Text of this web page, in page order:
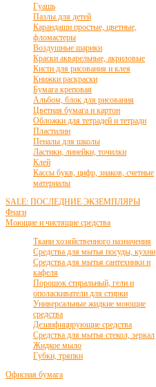
Гуашь
Пазлы для детей
Карандаши простые, цветные,
фломастеры
Воздушные шарики
Краски акварельные, акриловые
Кисти для рисования и клея
Книжки раскраски
Бумага креповая
Альбом, блок для рисования
Цветная бумага и картон
Обложки для тетрадей и тетради
Пластилин
Пеналы для школы
Ластики, линейки, точилки
Клей
Кассы букв, цифр, знаков, счетные
материалы
SALE: ПОСЛЕДНИЕ ЭКЗЕМПЛЯРЫ
Флаги
Моющие и чистящие средства
Ткани хозяйственного назначения
Средства для мытья посуды, кухни
Средства для мытья сантехники и
кафеля
Порошок стиральный, гели и
ополаскиватели для стирки
Универсальные жидкие моющие
средства
Дезинфицирующие средства
Средства для мытья стекол, зеркал
Жидкое мыло
Губки, тряпки
Офисная бумага